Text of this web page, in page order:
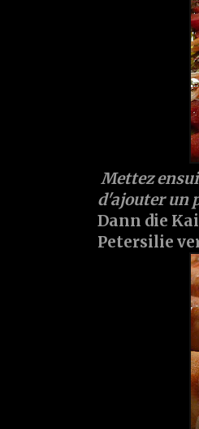
Mettez
d'ajouter un
Dann die
Petersilie